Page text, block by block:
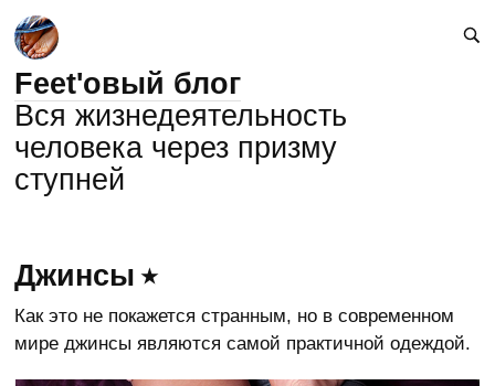
Feet'овый блог
Вся жизнедеятельность
человека через призму
ступней
Джинсы
Как это не покажется странным, но в современном
мире джинсы являются самой практичной одеждой.